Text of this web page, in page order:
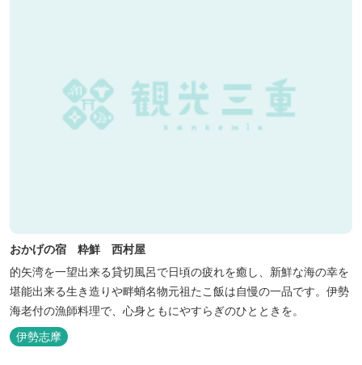
おかげの宿 粋鮮 西村屋
的矢湾を一望出来る貸切風呂で日頃の疲れを癒し、新鮮な海の幸を
堪能出来る生き造りや畔蛸名物元祖たこ飯は自慢の一品です。伊勢
海老付の漁師料理で、心身ともにやすらぎのひとときを。
伊勢志摩